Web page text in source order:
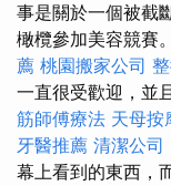
事是關於一個被截
橄欖參加美容競賽。
薦 桃園搬家公司
一直很受歡迎，並
筋師傅療法 天母按
牙醫推薦 清潔公司
幕上看到的東西，